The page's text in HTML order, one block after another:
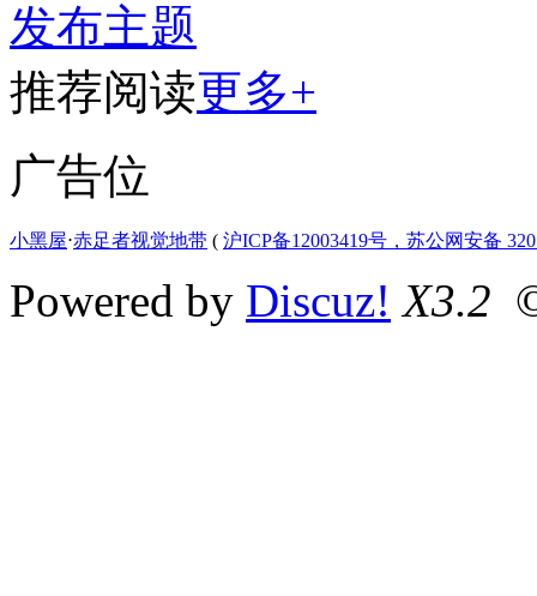
发布主题
推荐阅读更多+
广告位
小黑屋⋅赤足者视觉地带 ( 沪ICP备12003419号，苏公网安备
Powered by Discuz! X3.2